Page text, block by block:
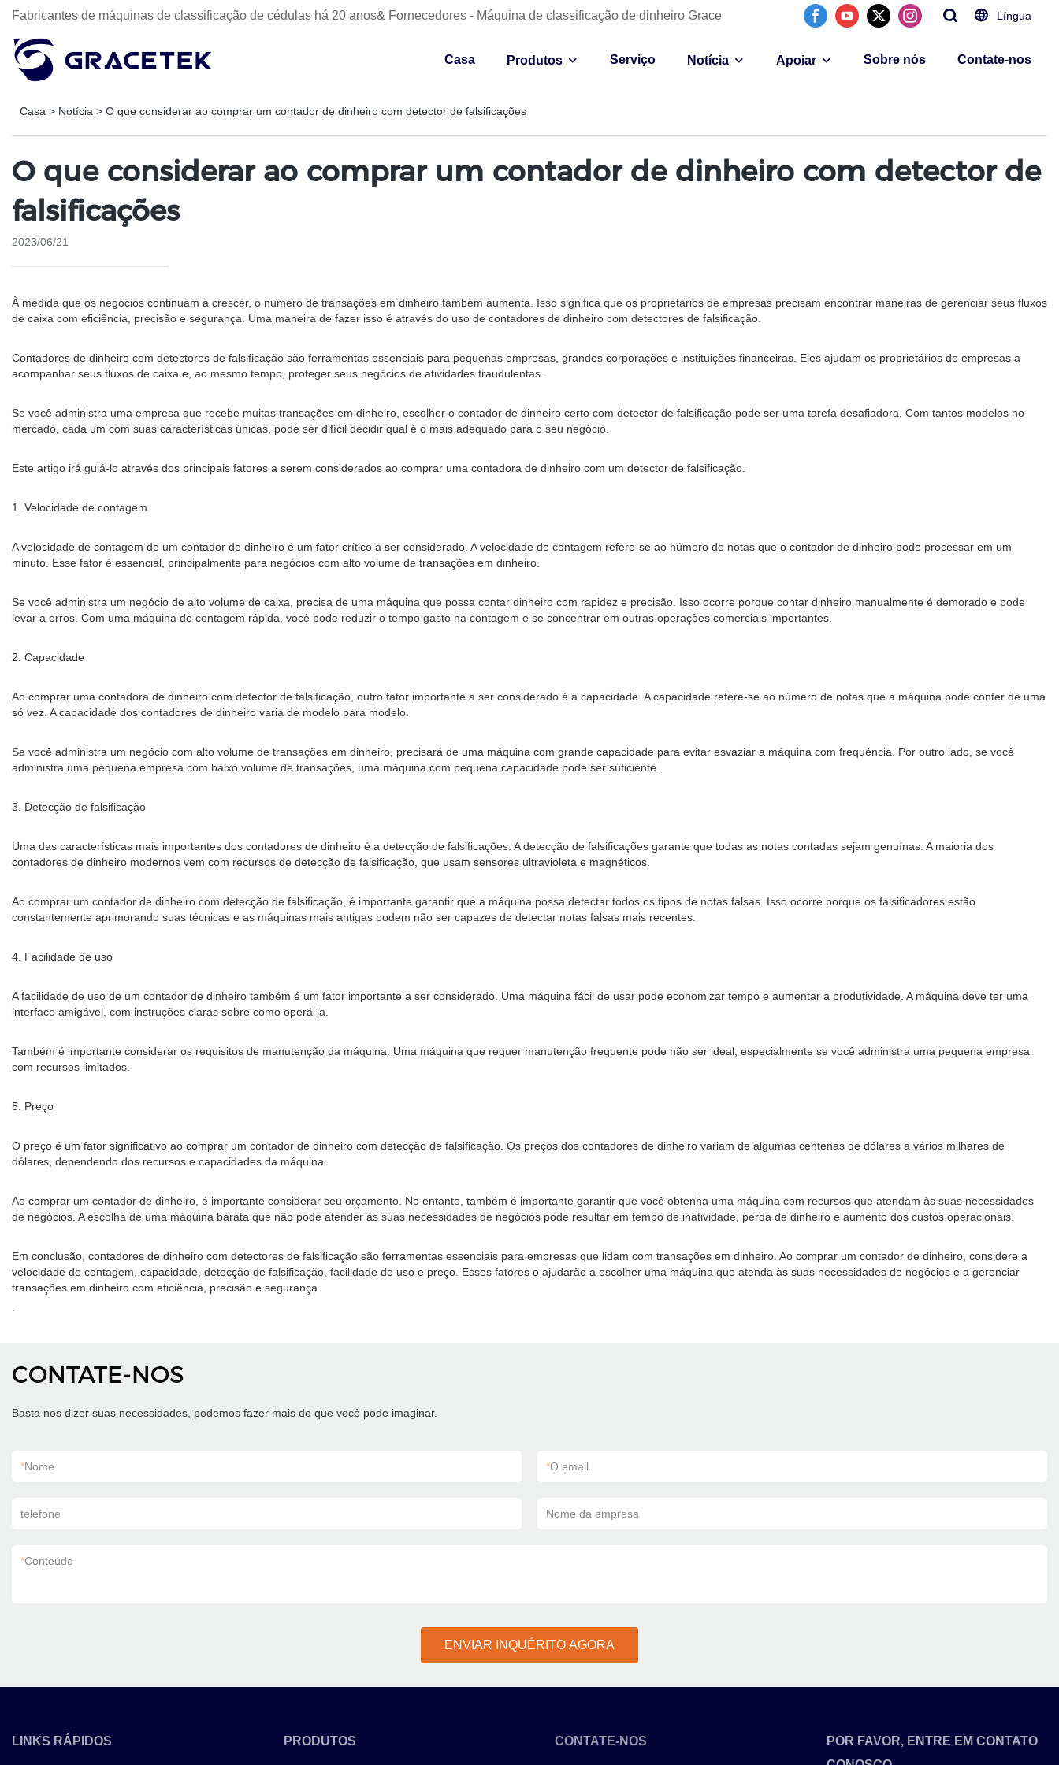
Fabricantes de máquinas de classificação de cédulas há 20 anos& Fornecedores - Máquina de classificação de dinheiro Grace Língua
Casa Produtos Serviço Notícia Apoiar Sobre nós Contate-nos
Casa > Notícia > O que considerar ao comprar um contador de dinheiro com detector de falsificações
O que considerar ao comprar um contador de dinheiro com detector de
falsificações
2023/06/21
À medida que os negócios continuam a crescer, o número de transações em dinheiro também aumenta. Isso significa que os proprietários de empresas precisam encontrar maneiras de gerenciar seus fluxos
de caixa com eficiência, precisão e segurança. Uma maneira de fazer isso é através do uso de contadores de dinheiro com detectores de falsificação.
Contadores de dinheiro com detectores de falsificação são ferramentas essenciais para pequenas empresas, grandes corporações e instituições financeiras. Eles ajudam os proprietários de empresas a
acompanhar seus fluxos de caixa e, ao mesmo tempo, proteger seus negócios de atividades fraudulentas.
Se você administra uma empresa que recebe muitas transações em dinheiro, escolher o contador de dinheiro certo com detector de falsificação pode ser uma tarefa desafiadora. Com tantos modelos no
mercado, cada um com suas características únicas, pode ser difícil decidir qual é o mais adequado para o seu negócio.
Este artigo irá guiá-lo através dos principais fatores a serem considerados ao comprar uma contadora de dinheiro com um detector de falsificação.
1. Velocidade de contagem
A velocidade de contagem de um contador de dinheiro é um fator crítico a ser considerado. A velocidade de contagem refere-se ao número de notas que o contador de dinheiro pode processar em um
minuto. Esse fator é essencial, principalmente para negócios com alto volume de transações em dinheiro.
Se você administra um negócio de alto volume de caixa, precisa de uma máquina que possa contar dinheiro com rapidez e precisão. Isso ocorre porque contar dinheiro manualmente é demorado e pode
levar a erros. Com uma máquina de contagem rápida, você pode reduzir o tempo gasto na contagem e se concentrar em outras operações comerciais importantes.
2. Capacidade
Ao comprar uma contadora de dinheiro com detector de falsificação, outro fator importante a ser considerado é a capacidade. A capacidade refere-se ao número de notas que a máquina pode conter de uma
só vez. A capacidade dos contadores de dinheiro varia de modelo para modelo.
Se você administra um negócio com alto volume de transações em dinheiro, precisará de uma máquina com grande capacidade para evitar esvaziar a máquina com frequência. Por outro lado, se você
administra uma pequena empresa com baixo volume de transações, uma máquina com pequena capacidade pode ser suficiente.
3. Detecção de falsificação
Uma das características mais importantes dos contadores de dinheiro é a detecção de falsificações. A detecção de falsificações garante que todas as notas contadas sejam genuínas. A maioria dos
contadores de dinheiro modernos vem com recursos de detecção de falsificação, que usam sensores ultravioleta e magnéticos.
Ao comprar um contador de dinheiro com detecção de falsificação, é importante garantir que a máquina possa detectar todos os tipos de notas falsas. Isso ocorre porque os falsificadores estão
constantemente aprimorando suas técnicas e as máquinas mais antigas podem não ser capazes de detectar notas falsas mais recentes.
4. Facilidade de uso
A facilidade de uso de um contador de dinheiro também é um fator importante a ser considerado. Uma máquina fácil de usar pode economizar tempo e aumentar a produtividade. A máquina deve ter uma
interface amigável, com instruções claras sobre como operá-la.
Também é importante considerar os requisitos de manutenção da máquina. Uma máquina que requer manutenção frequente pode não ser ideal, especialmente se você administra uma pequena empresa
com recursos limitados.
5. Preço
O preço é um fator significativo ao comprar um contador de dinheiro com detecção de falsificação. Os preços dos contadores de dinheiro variam de algumas centenas de dólares a vários milhares de
dólares, dependendo dos recursos e capacidades da máquina.
Ao comprar um contador de dinheiro, é importante considerar seu orçamento. No entanto, também é importante garantir que você obtenha uma máquina com recursos que atendam às suas necessidades
de negócios. A escolha de uma máquina barata que não pode atender às suas necessidades de negócios pode resultar em tempo de inatividade, perda de dinheiro e aumento dos custos operacionais.
Em conclusão, contadores de dinheiro com detectores de falsificação são ferramentas essenciais para empresas que lidam com transações em dinheiro. Ao comprar um contador de dinheiro, considere a
velocidade de contagem, capacidade, detecção de falsificação, facilidade de uso e preço. Esses fatores o ajudarão a escolher uma máquina que atenda às suas necessidades de negócios e a gerenciar
transações em dinheiro com eficiência, precisão e segurança.
CONTATE-NOS
Basta nos dizer suas necessidades, podemos fazer mais do que você pode imaginar.
*Nome *O email
telefone Nome da empresa
*Conteúdo
ENVIAR INQUÉRITO AGORA
LINKS RÁPIDOS PRODUTOS CONTATE-NOS
POR FAVOR, ENTRE EM CONTATO